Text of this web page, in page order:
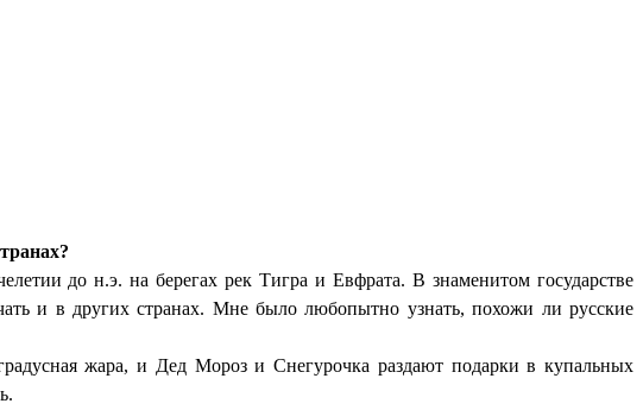
до н.э. на берегах рек Тигра и Евфрата. В знаменитом государстве
и в других странах. Мне было любопытно узнать, похожи ли русские
жара, и Дед Мороз и Снегурочка раздают подарки в купальных